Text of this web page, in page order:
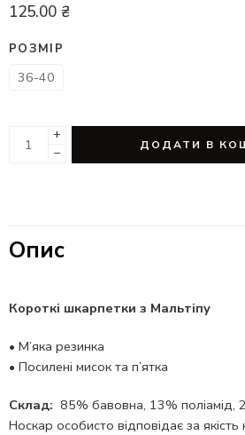
125.00 ₴
РОЗМІР
36-40
+
−
ДОДАТИ В
Опис
Короткі шкарпетки з Мальтіпу
• М’яка резинка
• Посилені мисок та п’ятка
Склад: 85% бавовна, 13% поліамід,
Носкар особисто відповідає за якість